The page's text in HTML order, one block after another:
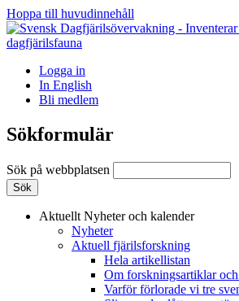
Hoppa till huvudinnehåll
Logga in
In English
Bli medlem
Sökformulär
Sök på webbplatsen
Aktuellt Nyheter och kalender
Nyheter
Aktuell fjärilsforskning
Hela artikellistan
Om forskningsartiklar
Varför förlorade vi tre